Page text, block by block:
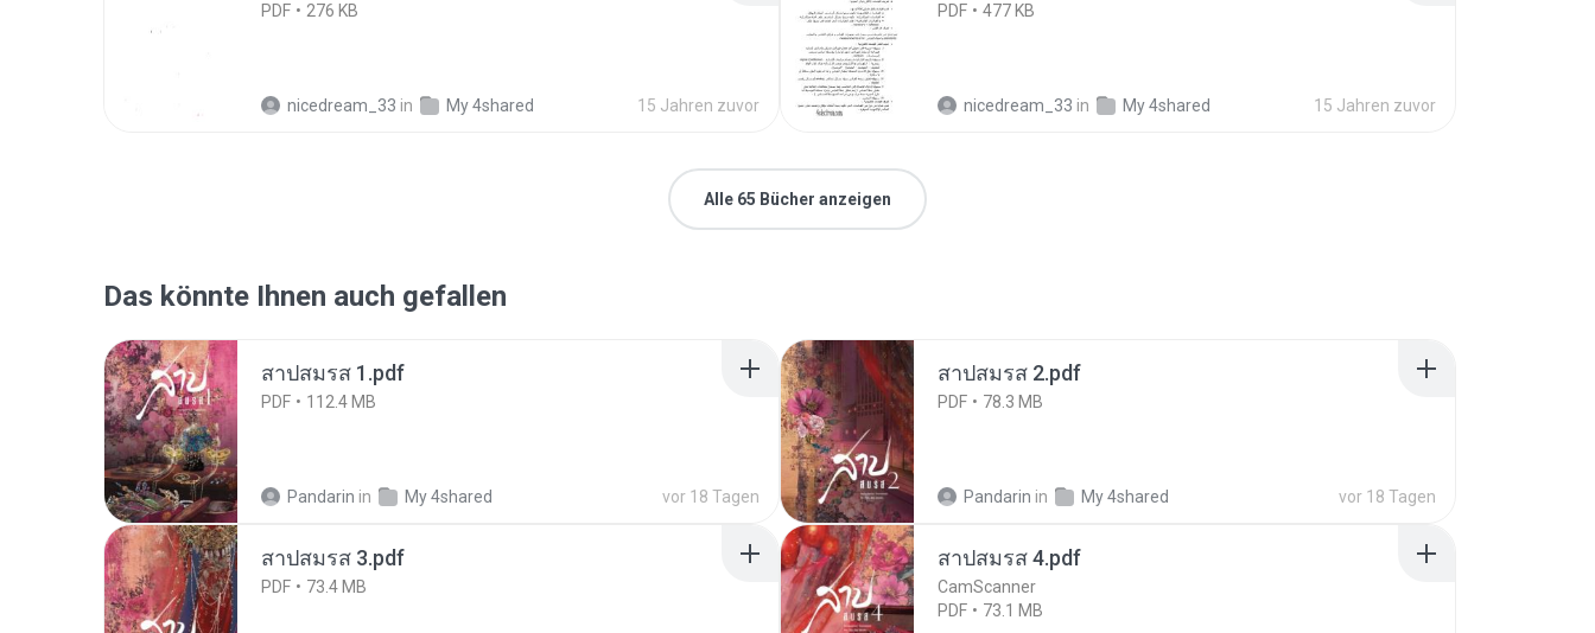
PDF 276 KB
nicedream_33 in My 4shared 15 Jahren zuvor
PDF 477 KB
nicedream_33 in My 4shared 15 Jahren zuvor
Alle 65 Bücher anzeigen
Das könnte Ihnen auch gefallen
สาปสมรส 1.pdf
PDF 112.4 MB
Pandarin in My 4shared vor 18 Tagen
สาปสมรส 2.pdf
PDF 78.3 MB
Pandarin in My 4shared vor 18 Tagen
สาปสมรส 3.pdf
PDF 73.4 MB
สาปสมรส 4.pdf
CamScanner
PDF
73.1 MB